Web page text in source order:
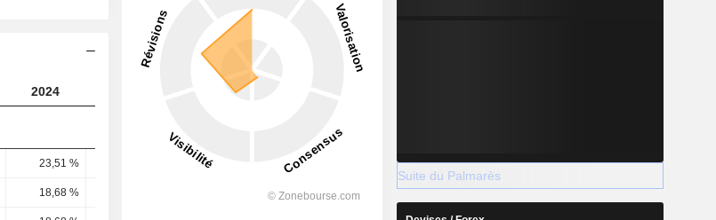
2024
23,51 % 22,88 % 21,79 % 17,14 %
18,68 % 22,24 % 15,97 %
Suite du Palmarès